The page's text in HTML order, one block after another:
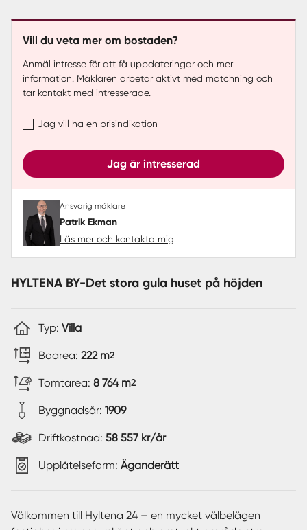
Vill du veta mer om bostaden?
Anmäl intresse för att få uppdateringar och mer
information. Mäklaren arbetar aktivt med matchning och
tar kontakt med intresserade.
Jag vill ha en prisindikation
Jag är intresserad
Ansvarig mäklare
Patrik Ekman
Läs mer och kontakta mig
HYLTENA BY-Det stora gula huset på höjden
Typ: Villa
Boarea: 222 m2
Tomtarea: 8 764 m2
Byggnadsår: 1909
Driftkostnad: 58 557 kr/år
Upplåtelseform: Äganderätt
Välkommen till Hyltena 24 – en mycket välbelägen